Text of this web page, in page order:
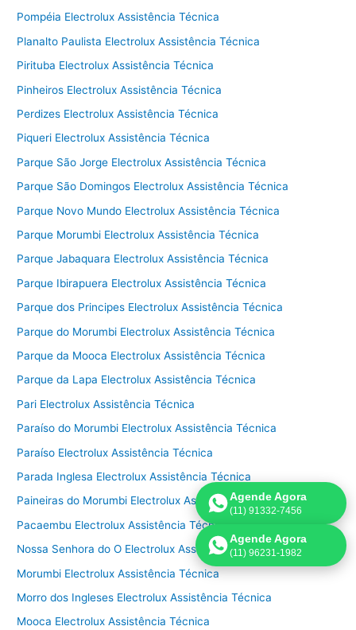
Pompéia Electrolux Assistência Técnica
Planalto Paulista Electrolux Assistência Técnica
Pirituba Electrolux Assistência Técnica
Pinheiros Electrolux Assistência Técnica
Perdizes Electrolux Assistência Técnica
Piqueri Electrolux Assistência Técnica
Parque São Jorge Electrolux Assistência Técnica
Parque São Domingos Electrolux Assistência Técnica
Parque Novo Mundo Electrolux Assistência Técnica
Parque Morumbi Electrolux Assistência Técnica
Parque Jabaquara Electrolux Assistência Técnica
Parque Ibirapuera Electrolux Assistência Técnica
Parque dos Principes Electrolux Assistência Técnica
Parque do Morumbi Electrolux Assistência Técnica
Parque da Mooca Electrolux Assistência Técnica
Parque da Lapa Electrolux Assistência Técnica
Pari Electrolux Assistência Técnica
Paraíso do Morumbi Electrolux Assistência Técnica
Paraíso Electrolux Assistência Técnica
Parada Inglesa Electrolux Assistência Técnica
Paineiras do Morumbi Electrolux Assistência Técnica
Pacaembu Electrolux Assistência Técnica
Nossa Senhora do O Electrolux Assistência Técnica
Morumbi Electrolux Assistência Técnica
Morro dos Ingleses Electrolux Assistência Técnica
Mooca Electrolux Assistência Técnica
Agende Agora
(11) 91332-7456
Agende Agora
(11) 96231-1982